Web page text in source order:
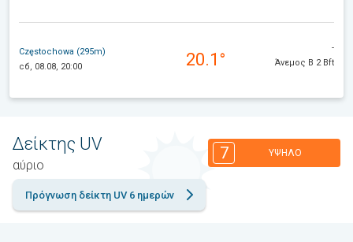
Częstochowa (295m)
сб, 08.08, 20:00
20.1°
-
Άνεμος Β 2 Bft
Δείκτης UV
αύριο
7 ΥΨΗΛΌ
Πρόγνωση δείκτη UV 6 ημερών